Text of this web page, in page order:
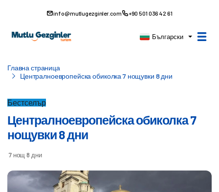
info@mutlugezginler.com +90 501 036 42 61
Български
Главна страница
Централноевропейска обиколка 7 нощувки 8 дни
Бестселър
Централноевропейска обиколка 7
нощувки 8 дни
7 нощ 8 дни